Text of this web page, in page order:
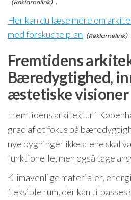
Her kan du læse mere om
med forskudte plan
Fremtidens
Bæredygtighed,
æstetiske visioner
Fremtidens arkitektur i
grad af et fokus på
nye bygninger ikke alene skal
funktionelle, men også tage
Klimavenlige materialer,
fleksible rum, der kan